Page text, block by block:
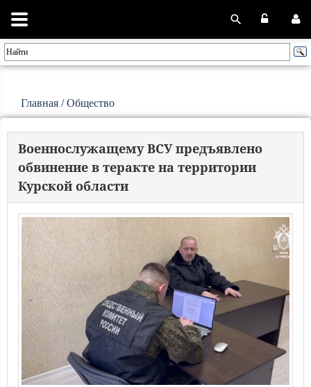
Главная /Общество
Военнослужащему ВСУ предъявлено
обвинение в теракте на территории
Курской области